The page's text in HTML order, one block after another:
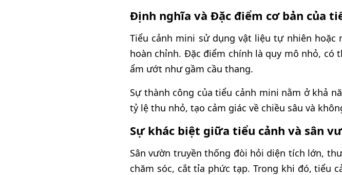
Định nghĩa và Đặc điểm cơ bản của
Tiểu cảnh mini sử dụng vật liệu tự nhiên
hoàn chỉnh. Đặc điểm chính là quy mô nhỏ, có
ẩm ướt như gầm cầu thang.
Sự thành công của tiểu cảnh mini nằm ở khả
tỷ lệ thu nhỏ, tạo cảm giác về chiều sâu và
Sự khác biệt giữa tiểu cảnh và sân
Sân vườn truyền thống đòi hỏi diện tích lớn,
chăm sóc, cắt tỉa phức tạp. Trong khi đó, tiểu